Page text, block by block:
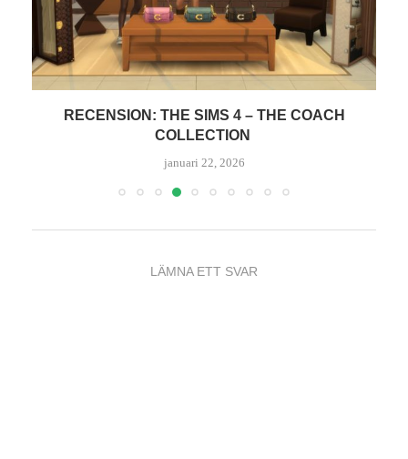
RECENSION: THE SIMS 4 – THE COACH
COLLECTION
januari 22, 2026
LÄMNA ETT SVAR